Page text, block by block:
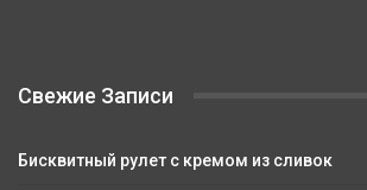
Свежие Записи
Бисквитный рулет с кремом из сливок